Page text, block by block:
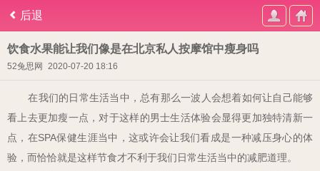
后退
饮食水果能让我们像是在北京私人按摩馆中瘦身吗
52兔思网 2020-07-20 18:16
在我们的日常生活当中，总有那么一波人会想着如何让自己能够
看上去更加瘦一点，对于这样的男士生活体验会显得更加独特清新一
点，在SPA保健生涯当中，这或许会让我们看成是一种减压身心的体
验，而恰恰就是这样节食才不利于我们日常生活当中的减肥道理。